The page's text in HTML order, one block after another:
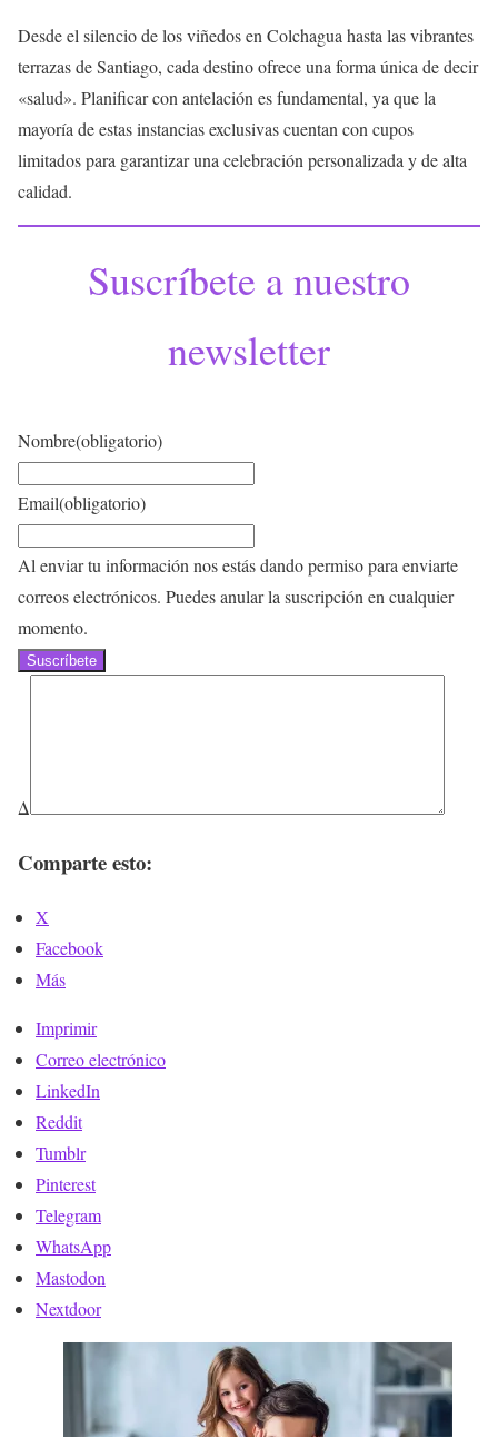
Desde el silencio de los viñedos en Colchagua hasta las vibrantes
terrazas de Santiago, cada destino ofrece una forma única de decir
«salud». Planificar con antelación es fundamental, ya que la
mayoría de estas instancias exclusivas cuentan con cupos
limitados para garantizar una celebración personalizada y de alta
calidad.
Suscríbete a nuestro
newsletter
Nombre(obligatorio)
Email(obligatorio)
Al enviar tu información nos estás dando permiso para enviarte
correos electrónicos. Puedes anular la suscripción en cualquier
momento.
Suscríbete
Δ
Comparte esto:
X
Facebook
Más
Imprimir
Correo electrónico
LinkedIn
Reddit
Tumblr
Pinterest
Telegram
WhatsApp
Mastodon
Nextdoor